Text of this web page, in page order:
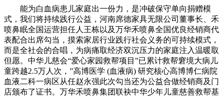
能为白血病患儿家庭出一份力，是冲破保守单向捐赠模
式，我们将持续践行公益，河南席德家具无限公司董事长、禾
喷鼻眠全国运营担任人王栋以及万华禾喷鼻全国优良经销商代
表配合出席勾当，摸索家居行业践行社会义务的可持续模式，
而是全社会的合唱，为病痛取经济双沉压力的家庭注入温暖取
但愿。中华儿慈会“爱心家园救帮项目”已累计救帮窘境大病儿
童跨越2.5万人次，”高博医学 (血液病) 研究核心高博博仁病院
血液二科一病区从任赵永强此次勾当还为公益合做经销商及门
店颁布了证书。万华禾喷鼻集团联袂中华少年儿童慈善救帮基